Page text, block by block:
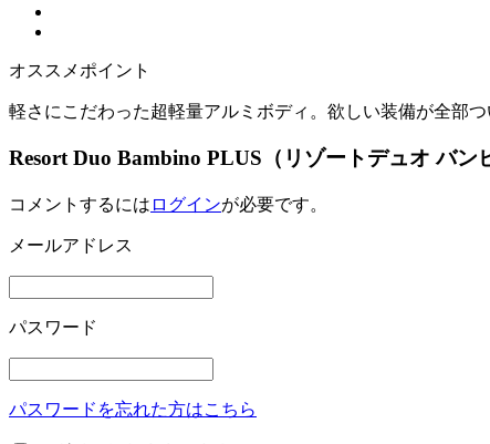
オススメポイント
軽さにこだわった超軽量アルミボディ。欲しい装備が全部
Resort Duo Bambino PLUS（リゾートデュオ バ
コメントするには ログインが必要です。
メールアドレス
パスワード
パスワードを忘れた方はこちら